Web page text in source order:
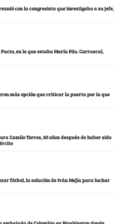
con la congresista que investigaba a su jefe,
en la que estaba María Fda. Carrascal,
más opción que criticar la puerta por la que
Camilo Torres, 60 años después de haber sido
fútbol, la solución de Iván Mejía para luchar